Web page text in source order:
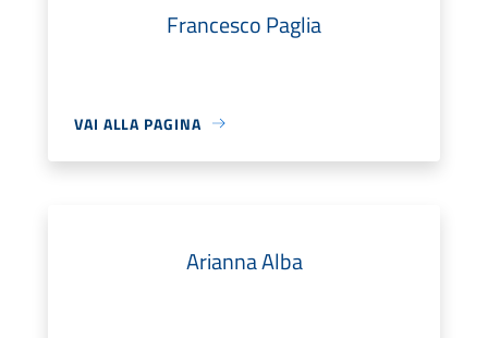
Francesco Paglia
VAI ALLA PAGINA
Arianna Alba